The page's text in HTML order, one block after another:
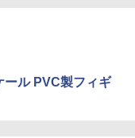
電式バッテリー + US
描き下ろしイラスト
ール PVC製フィギ